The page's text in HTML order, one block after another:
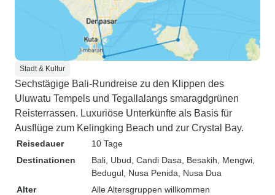
Stadt & Kultur
Sechstägige Bali-Rundreise zu den Klippen des
Uluwatu Tempels und Tegallalangs smaragdgrünen
Reisterrassen. Luxuriöse Unterkünfte als Basis für
Ausflüge zum Kelingking Beach und zur Crystal Bay.
Reisedauer
10 Tage
Destinationen
Bali , Ubud , Candi Dasa , Besakih , Mengwi
Bedugul , Nusa Penida , Nusa Dua
Alter
Alle Altersgruppen willkommen